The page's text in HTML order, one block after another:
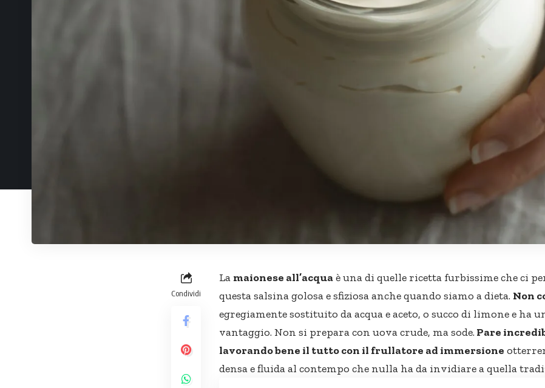
Condividi
La maionese all’acquaè una di quelle ricetta furbissime che ci
questa salsina golosa e sfiziosa anche quando siamo a dieta. Non
egregiamente sostituito da acqua e aceto, o succo di limone e ha
vantaggio. Non si prepara con uova crude, ma sode. Pare
lavorando bene il tutto con il frullatore ad immersione
densa e fluida al contempo che nulla ha da invidiare a quella